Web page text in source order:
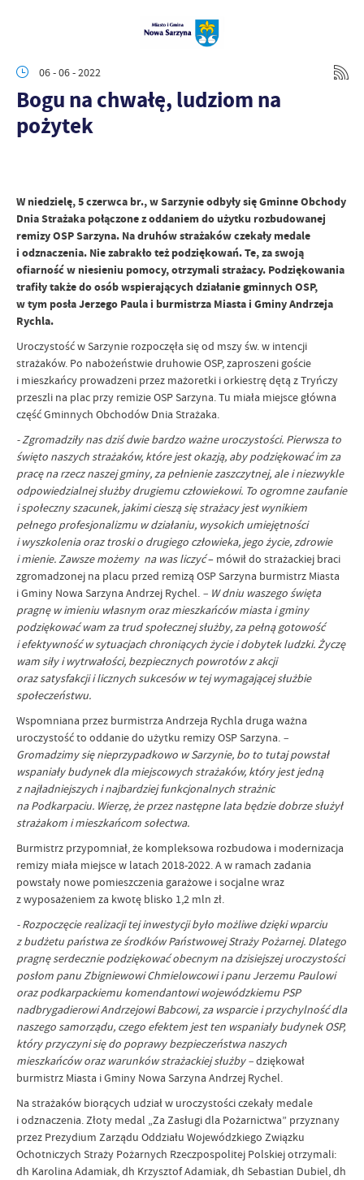
06 - 06 - 2022
Bogu na chwałę, ludziom na
pożytek
W niedzielę, 5 czerwca br., w Sarzynie odbyły się Gminne Obchody
Dnia Strażaka połączone z oddaniem do użytku rozbudowanej
remizy OSP Sarzyna. Na druhów strażaków czekały medale
i odznaczenia. Nie zabrakło też podziękowań. Te, za swoją
ofiarność w niesieniu pomocy, otrzymali strażacy. Podziękowania
trafiły także do osób wspierających działanie gminnych OSP,
w tym posła Jerzego Paula i burmistrza Miasta i Gminy Andrzeja
Rychla.
Uroczystość w Sarzynie rozpoczęła się od mszy św. w intencji
strażaków. Po nabożeństwie druhowie OSP, zaproszeni goście
i mieszkańcy prowadzeni przez mażoretki i orkiestrę dętą z Tryńczy
przeszli na plac przy remizie OSP Sarzyna. Tu miała miejsce główna
część Gminnych Obchodów Dnia Strażaka.
- Zgromadziły nas dziś dwie bardzo ważne uroczystości. Pierwsza to
święto naszych strażaków, które jest okazją, aby podziękować im za
pracę na rzecz naszej gminy, za pełnienie zaszczytnej, ale i niezwykle
odpowiedzialnej służby drugiemu człowiekowi. To ogromne zaufanie
i społeczny szacunek, jakimi cieszą się strażacy jest wynikiem
pełnego profesjonalizmu w działaniu, wysokich umiejętności
i wyszkolenia oraz troski o drugiego człowieka, jego życie, zdrowie
i mienie. Zawsze możemy na was liczyć– mówił do strażackiej braci
zgromadzonej na placu przed remizą OSP Sarzyna burmistrz Miasta
i Gminy Nowa Sarzyna Andrzej Rychel. – W dniu waszego święta
pragnę w imieniu własnym oraz mieszkańców miasta i gminy
podziękować wam za trud społecznej służby, za pełną gotowość
i efektywność w sytuacjach chroniących życie i dobytek ludzki. Życzę
wam siły i wytrwałości, bezpiecznych powrotów z akcji
oraz satysfakcji i licznych sukcesów w tej wymagającej służbie
społeczeństwu.
Wspomniana przez burmistrza Andrzeja Rychla druga ważna
uroczystość to oddanie do użytku remizy OSP Sarzyna. –
Gromadzimy się nieprzypadkowo w Sarzynie, bo to tutaj powstał
wspaniały budynek dla miejscowych strażaków, który jest jedną
z najładniejszych i najbardziej funkcjonalnych strażnic
na Podkarpaciu. Wierzę, że przez następne lata będzie dobrze służył
strażakom i mieszkańcom sołectwa.
Burmistrz przypomniał, że kompleksowa rozbudowa i modernizacja
remizy miała miejsce w latach 2018-2022. A w ramach zadania
powstały nowe pomieszczenia garażowe i socjalne wraz
z wyposażeniem za kwotę blisko 1,2 mln zł.
- Rozpoczęcie realizacji tej inwestycji było możliwe dzięki wparciu
z budżetu państwa ze środków Państwowej Straży Pożarnej. Dlatego
pragnę serdecznie podziękować obecnym na dzisiejszej uroczystości
posłom panu Zbigniewowi Chmielowcowi i panu Jerzemu Paulowi
oraz podkarpackiemu komendantowi wojewódzkiemu PSP
nadbrygadierowi Andrzejowi Babcowi, za wsparcie i przychylność dla
naszego samorządu, czego efektem jest ten wspaniały budynek OSP,
który przyczyni się do poprawy bezpieczeństwa naszych
mieszkańców oraz warunków strażackiej służby –dziękował
burmistrz Miasta i Gminy Nowa Sarzyna Andrzej Rychel.
Na strażaków biorących udział w uroczystości czekały medale
i odznaczenia. Złoty medal „Za Zasługi dla Pożarnictwa” przyznany
przez Prezydium Zarządu Oddziału Wojewódzkiego Związku
Ochotniczych Straży Pożarnych Rzeczpospolitej Polskiej otrzymali:
dh Karolina Adamiak, dh Krzysztof Adamiak, dh Sebastian Dubiel, dh